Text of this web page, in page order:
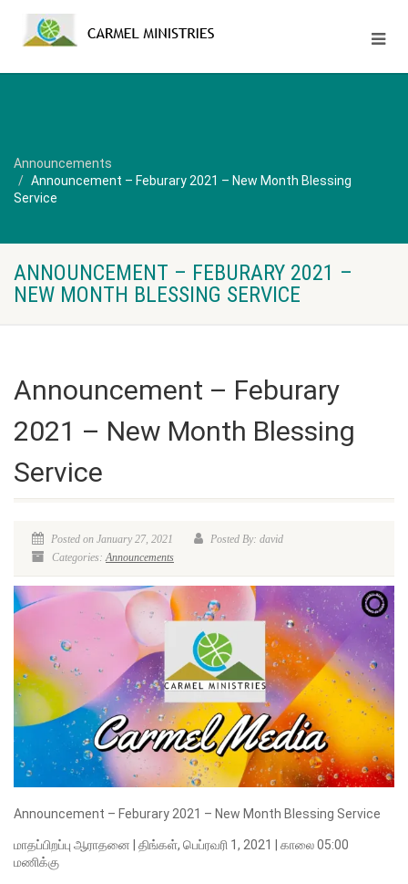
Announcements
Announcement – Feburary 2021 – New Month Blessing
Service
ANNOUNCEMENT – FEBURARY 2021 –
NEW MONTH BLESSING SERVICE
Announcement – Feburary
2021 – New Month Blessing
Service
Posted on January 27, 2021
Posted By: david
Categories:Announcements
Announcement – Feburary 2021 – New Month Blessing Service
மாதப்பிறப்பு ஆராதனை | திங்கள், பெப்ரவரி 1, 2021 | காலை 05:00
மணிக்கு